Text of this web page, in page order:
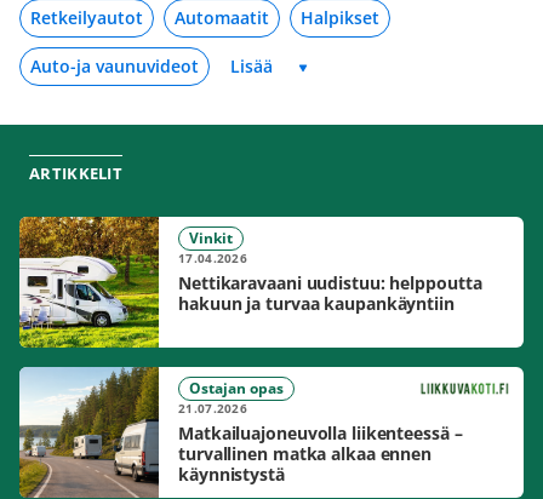
Retkeilyautot Automaatit Halpikset
Auto-ja vaunuvideot
ARTIKKELIT
Vinkit
17.04.2026
Nettikaravaani uudistuu: helppoutta
hakuun ja turvaa kaupankäyntiin
Ostajan opas
21.07.2026
Matkailuajoneuvolla liikenteessä –
turvallinen matka alkaa ennen
käynnistystä